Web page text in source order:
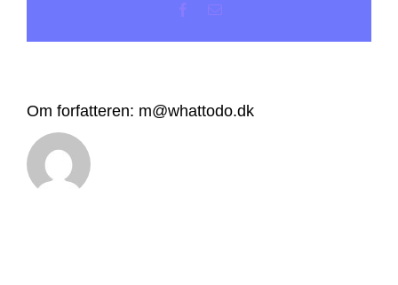
Facebook
E-
Om forfatteren: m@whattodo.dk